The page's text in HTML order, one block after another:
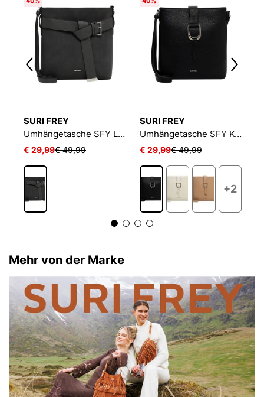
SURI FREY
Umhängetasche SFY Libby
€ 29,99€ 49,99
SURI FREY
Umhängetasche SFY Keely
€ 29,99€ 49,99
+2
Mehr von der Marke